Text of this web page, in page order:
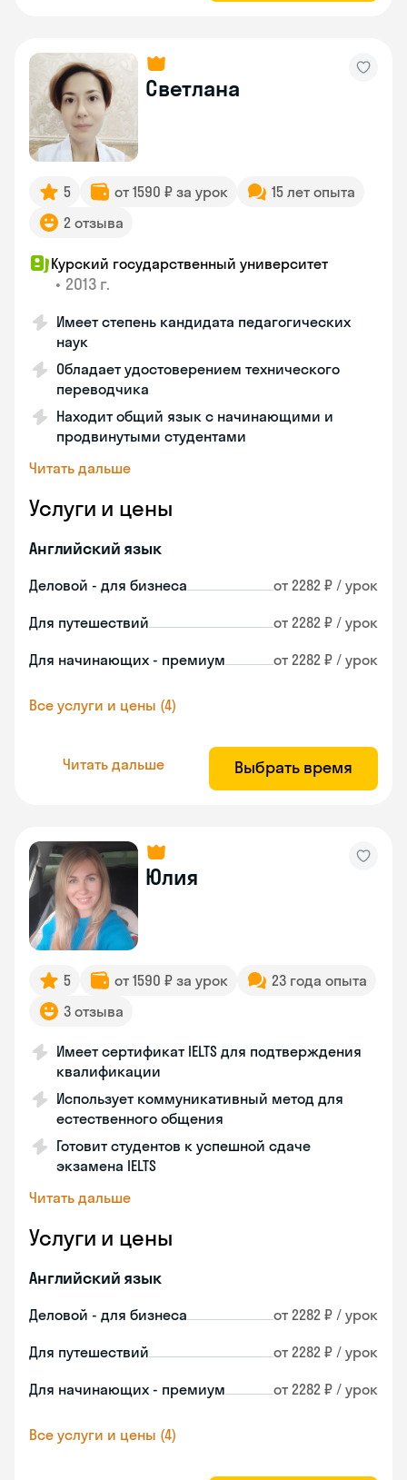
Светлана
5 от 1590 ₽ за урок
15 лет опыта
2 отзыва
Курский государственный университет
• 2013 г.
Имеет степень кандидата педагогических
наук
Обладает удостоверением технического
переводчика
Находит общий язык с начинающими и
продвинутыми студентами
Читать дальше
Услуги и цены
Английский язык
Деловой - для бизнеса от 2282 ₽ / урок
Для путешествий от 2282 ₽ / урок
Для начинающих - премиум от 2282 ₽ / урок
Все услуги и цены (4)
Читать дальше Выбрать время
Юлия
5 от 1590 ₽ за урок
23 года опыта
3 отзыва
Имеет сертификат IELTS для подтверждения
квалификации
Использует коммуникативный метод для
естественного общения
Готовит студентов к успешной сдаче
экзамена IELTS
Читать дальше
Услуги и цены
Английский язык
Деловой - для бизнеса от 2282 ₽ / урок
Для путешествий от 2282 ₽ / урок
Для начинающих - премиум от 2282 ₽ / урок
Все услуги и цены (4)